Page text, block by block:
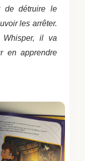
de détruire le
les arrêter.
Whisper, il va
en apprendre